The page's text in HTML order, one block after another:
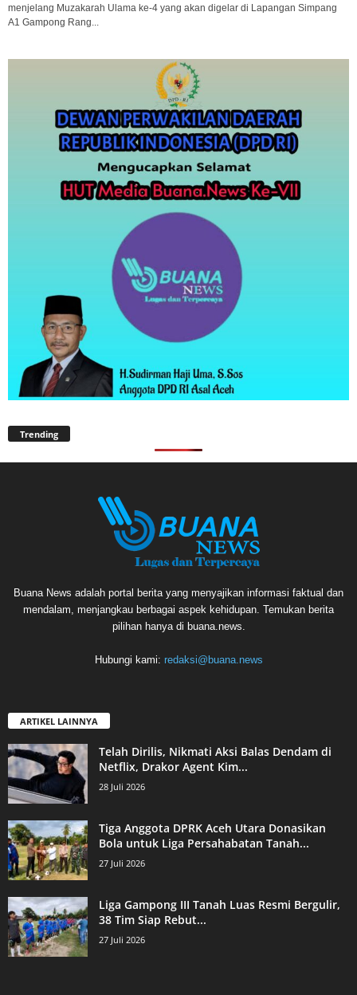
menjelang Muzakarah Ulama ke-4 yang akan digelar di Lapangan Simpang
A1 Gampong Rang...
Trending
Buana News adalah portal berita yang menyajikan informasi faktual dan
mendalam, menjangkau berbagai aspek kehidupan. Temukan berita
pilihan hanya di buana.news.
Hubungi kami: redaksi@buana.news
ARTIKEL LAINNYA
Telah Dirilis, Nikmati Aksi Balas Dendam di
Netflix, Drakor Agent Kim...
28 Juli 2026
Tiga Anggota DPRK Aceh Utara Donasikan
Bola untuk Liga Persahabatan Tanah...
27 Juli 2026
Liga Gampong III Tanah Luas Resmi Bergulir,
38 Tim Siap Rebut...
27 Juli 2026